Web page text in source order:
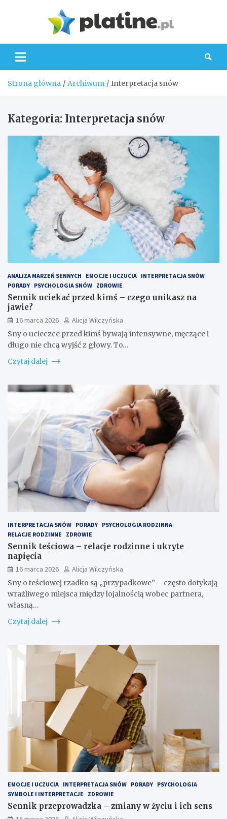
Strona główna Archiwum Interpretacja snów
Kategoria: Interpretacja snów
ANALIZA MARZEŃ SENNYCH EMOCJE I UCZUCIA INTERPRETACJA SNÓW
PORADY PSYCHOLOGIA SNÓW ZDROWIE
Sennik uciekać przed kimś – czego unikasz na
jawie?
16 marca 2026
Alicja Wilczyńska
Sny o ucieczce przed kimś bywają intensywne, męczące i
długo nie chcą wyjść z głowy. To…
Czytaj dalej
INTERPRETACJA SNÓW PORADY PSYCHOLOGIA RODZINNA
RELACJE RODZINNE
ZDROWIE
Sennik teściowa – relacje rodzinne i ukryte
napięcia
16 marca 2026
Alicja Wilczyńska
Sny o teściowej rzadko są „przypadkowe” – często dotykają
wrażliwego miejsca między lojalnością wobec partnera,
własną…
Czytaj dalej
EMOCJE I UCZUCIA INTERPRETACJA SNÓW PORADY PSYCHOLOGIA
SYMBOLE I INTERPRETACJE
ZDROWIE
Sennik przeprowadzka – zmiany w życiu i ich sens